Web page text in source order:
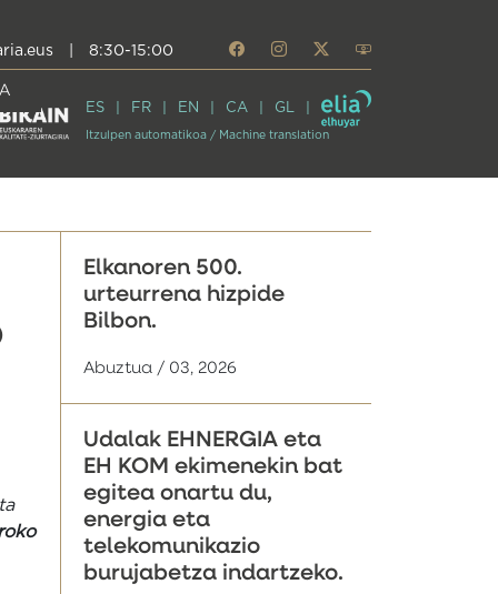
8:30-15:00
ES FR EN CA GL
Itzulpen automatikoa / Machine translation
Elkanoren 500.
urteurrena hizpide
Bilbon.
Abuztua / 03, 2026
Udalak EHNERGIA eta
EH KOM ekimenekin bat
egitea onartu du,
energia eta
telekomunikazio
burujabetza indartzeko.